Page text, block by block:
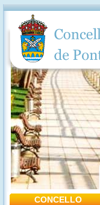
CONCELLO